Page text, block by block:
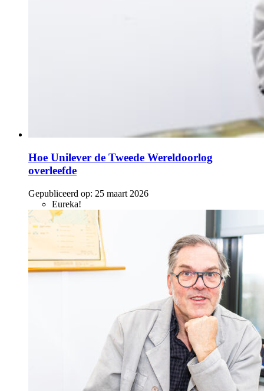
Hoe Unilever de Tweede Wereldoorlog
overleefde
Gepubliceerd op: 25 maart 2026
Eureka!